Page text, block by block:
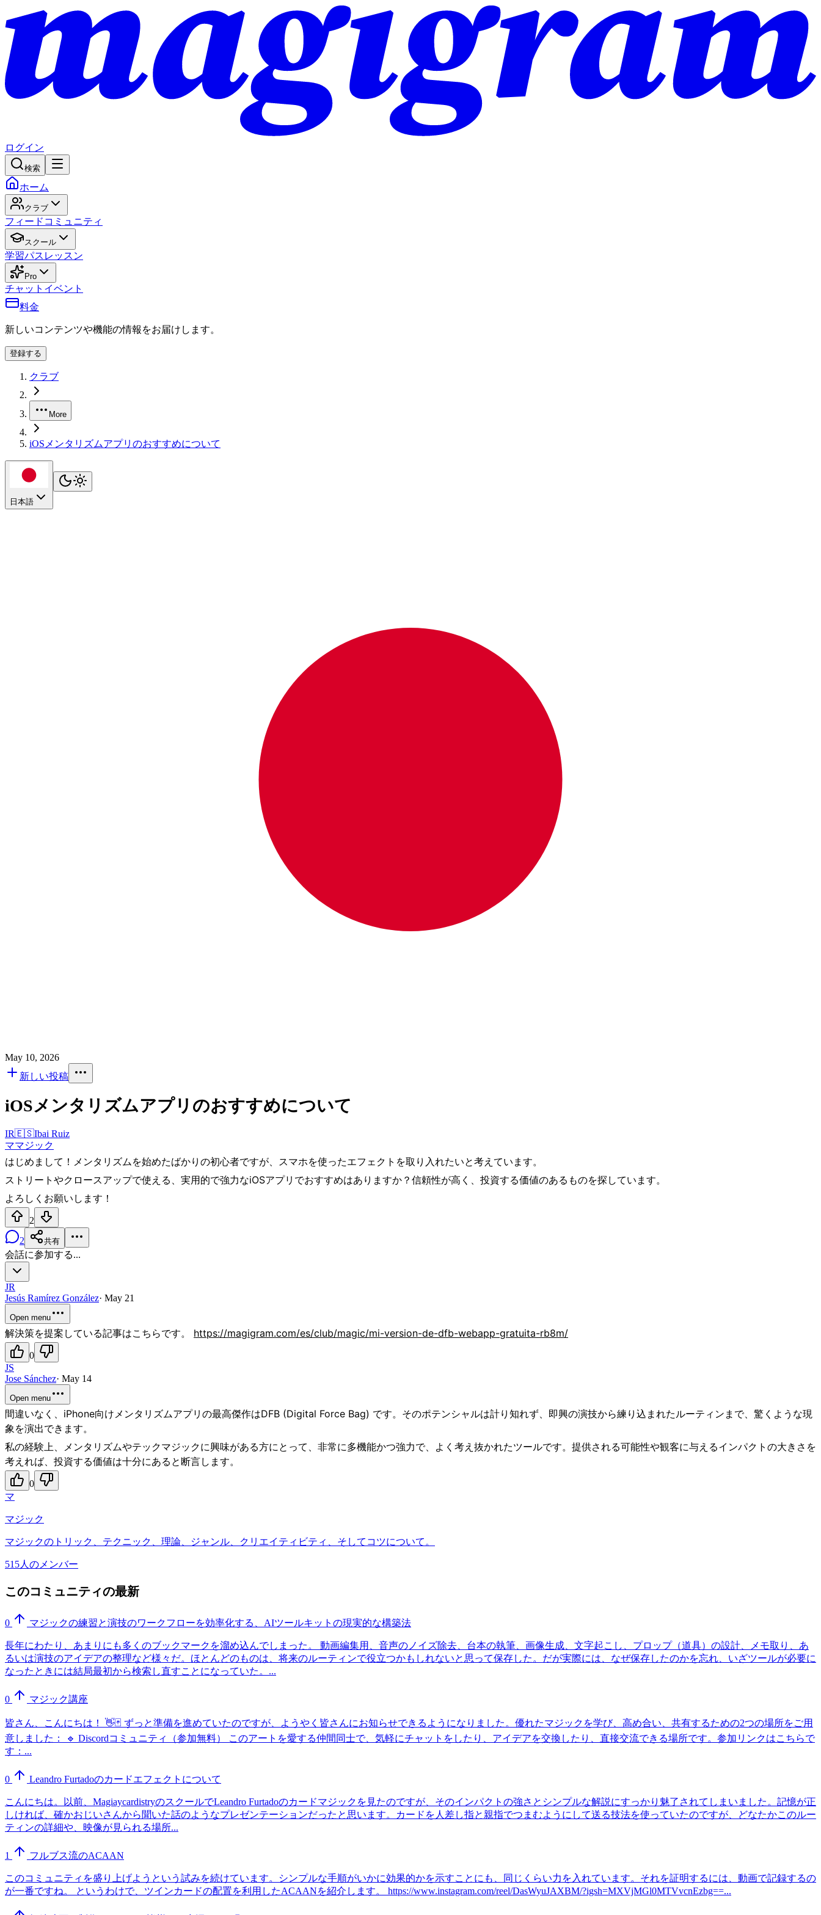
ログイン
検索
ホーム
クラブ
フィード コミュニティ
スクール
学習パス レッスン
Pro
チャット イベント
料金
新しいコンテンツや機能の情報をお届けします。
登録する
クラブ
More
iOSメンタリズムアプリのおすすめについて
日本語
May 10, 2026
新しい投稿
iOSメンタリズムアプリのおすすめについて
IR🇪🇸Ibai Ruiz
ママジック
はじめまして！メンタリズムを始めたばかりの初心者ですが、スマホを使ったエフェクトを取り入れたいと考えています。
ストリートやクロースアップで使える、実用的で強力なiOSアプリでおすすめはありますか？信頼性が高く、投資する価値のあるものを探しています。
よろしくお願いします！
2
2
共有
会話に参加する...
JR
Jesús Ramírez González· May 21
Open menu
解決策を提案している記事はこちらです。 https://magigram.com/es/club/magic/mi-version-de-dfb-webapp-gratuita-rb8m/
0
JS
Jose Sánchez· May 14
Open menu
間違いなく、iPhone向けメンタリズムアプリの最高傑作はDFB (Digital Force Bag) です。そのポテンシャルは計り知れず、即興の演技から練り込まれたルーティンまで、驚くような現
象を演出できます。
私の経験上、メンタリズムやテックマジックに興味がある方にとって、非常に多機能かつ強力で、よく考え抜かれたツールです。提供される可能性や観客に与えるインパクトの大きさを
考えれば、投資する価値は十分にあると断言します。
0
マ
マジック
マジックのトリック、テクニック、理論、ジャンル、クリエイティビティ、そしてコツについて。
515人のメンバー
このコミュニティの最新
0 マジックの練習と演技のワークフローを効率化する、AIツールキットの現実的な構築法
長年にわたり、あまりにも多くのブックマークを溜め込んでしまった。 動画編集用、音声のノイズ除去、台本の執筆、画像生成、文字起こし、プロップ（道具）の設計、メモ取り、あ
るいは演技のアイデアの整理など様々だ。ほとんどのものは、将来のルーティンで役立つかもしれないと思って保存した。だが実際には、なぜ保存したのかを忘れ、いざツールが必要に
なったときには結局最初から検索し直すことになっていた。...
0 マジック講座
皆さん、こんにちは！ 👋🃏 ずっと準備を進めていたのですが、ようやく皆さんにお知らせできるようになりました。優れたマジックを学び、高め合い、共有するための2つの場所をご用
意しました： 🔹 Discordコミュニティ（参加無料） このアートを愛する仲間同士で、気軽にチャットをしたり、アイデアを交換したり、直接交流できる場所です。参加リンクはこちらで
す：...
0 Leandro Furtadoのカードエフェクトについて
こんにちは。以前、MagiaycardistryのスクールでLeandro Furtadoのカードマジックを見たのですが、そのインパクトの強さとシンプルな解説にすっかり魅了されてしまいました。記憶が正
しければ、確かおじいさんから聞いた話のようなプレゼンテーションだったと思います。カードを人差し指と親指でつまむようにして送る技法を使っていたのですが、どなたかこのルー
ティンの詳細や、映像が見られる場所...
1 フルブス流のACAAN
このコミュニティを盛り上げようという試みを続けています。シンプルな手順がいかに効果的かを示すことにも、同じくらい力を入れています。それを証明するには、動画で記録するの
が一番ですね。 というわけで、ツインカードの配置を利用したACAANを紹介します。 https://www.instagram.com/reel/DasWyuJAXBM/?igsh=MXVjMGl0MTVvcnEzbg==...